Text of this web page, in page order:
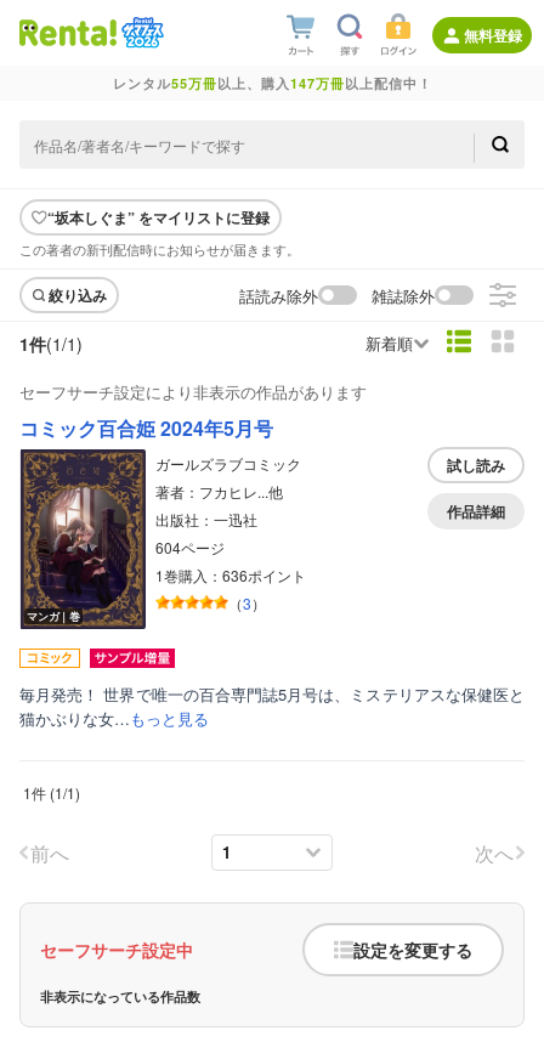
無料登録
レンタル55万冊以上、購入147万冊以上配信中！
“坂本しぐま” をマイリストに登録
この著者の新刊配信時にお知らせが届きます。
絞り込み 話読み除外 雑誌除外
1件(1/1) 新着順
セーフサーチ設定により非表示の作品があります
コミック百合姫 2024年5月号
マンガ｜巻
ガールズラブコミック
著者：フカヒレ...他
出版社：一迅社
604ページ
1巻購入：636ポイント
（3）
試し読み
作品詳細
毎月発売！ 世界で唯一の百合専門誌5月号は、ミステリアスな保健医と
猫かぶりな女…もっと見る
1件 (1/1)
前へ 次へ
セーフサーチ設定中 設定を変更する
非表示になっている作品数